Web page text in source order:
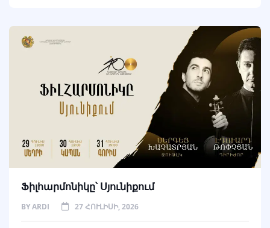
Ֆիլհարմոնիկը՝ Սյունիքում
BYARDI 27 ՀՈՒԼԻՍԻ, 2026